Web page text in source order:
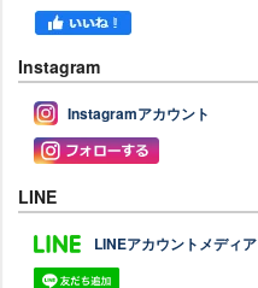
Instagram
Instagramアカウント
LINE
LINEアカウントメディア